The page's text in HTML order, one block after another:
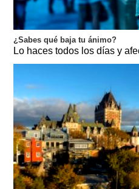
¿Sabes qué baja tu ánimo?
Lo haces todos los días y